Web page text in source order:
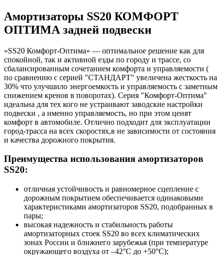
Амортизаторы SS20 КОМФОРТ
ОПТИМА задней подвески
«SS20 Комфорт-Оптима» — оптимальное решение как для
спокойной, так и активной езды по городу и трассе, со
сбалансированным сочетанием комфорта и управляемости (
по сравнению с серией "СТАНДАРТ" увеличена жесткость на
30% что улучшило энергоемкость и управляемость с заметным
снижением кренов в поворотах). Серия "Комфорт-Оптима"
идеальна для тех кого не устраивают заводские настройки
подвески , а именно управляемость, но при этом ценят
комфорт в автомобиле. Отлично подходит для эксплуатации
город-трасса на всех скоростях,в не зависимости от состояния
и качества дорожного покрытия.
Преимущества использования амортизаторов
SS20:
отличная устойчивость и равномерное сцепление с
дорожным покрытием обеспечивается одинаковыми
характеристиками амортизаторов SS20, подобранных в
пары;
высокая надежность и стабильность работы
амортизаторных стоек SS20 во всех климатических
зонах России и ближнего зарубежья (при температуре
окружающего воздуха от –42°С до +50°С);